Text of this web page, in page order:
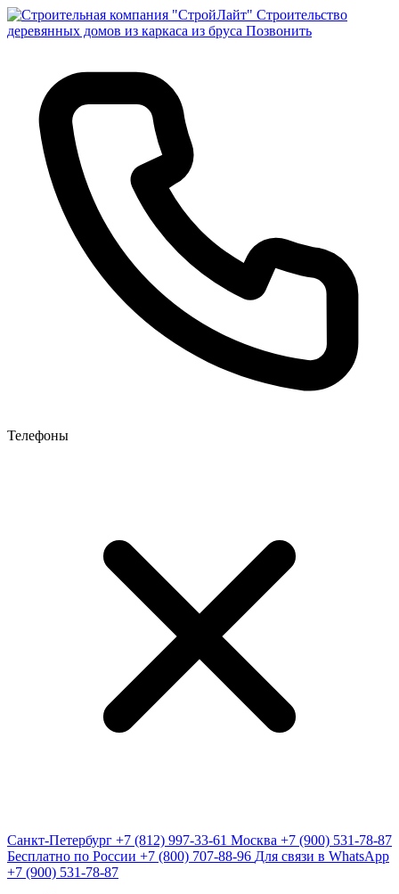
Строительство
деревянных домов из каркаса из бруса Позвонить
Телефоны
Санкт-Петербург +7 (812) 997-33-61 Москва +7 (900) 531-78-87
Бесплатно по России +7 (800) 707-88-96 Для связи в WhatsApp
+7 (900) 531-78-87